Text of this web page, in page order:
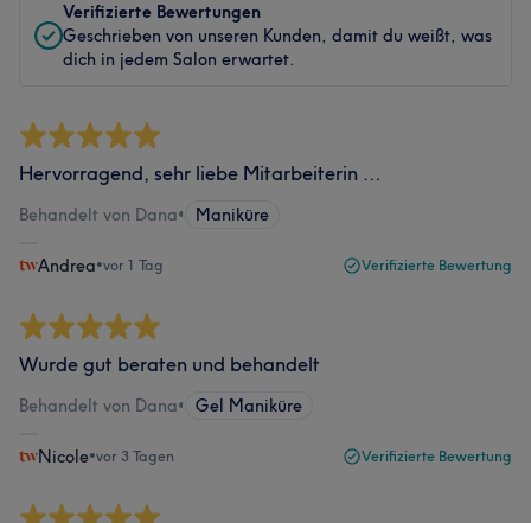
Verifizierte Bewertungen
Geschrieben von unseren Kunden, damit du weißt, was
dich in jedem Salon erwartet.
Hervorragend, sehr liebe Mitarbeiterin …
Behandelt von Dana• Maniküre
Andrea•vor 1 Tag Verifizierte Bewertung
Wurde gut beraten und behandelt
Behandelt von Dana• Gel Maniküre
Nicole•vor 3 Tagen Verifizierte Bewertung